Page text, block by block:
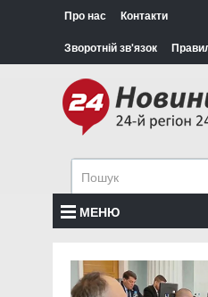
Про нас Контакти
Зворотній зв'язок
МЕНЮ